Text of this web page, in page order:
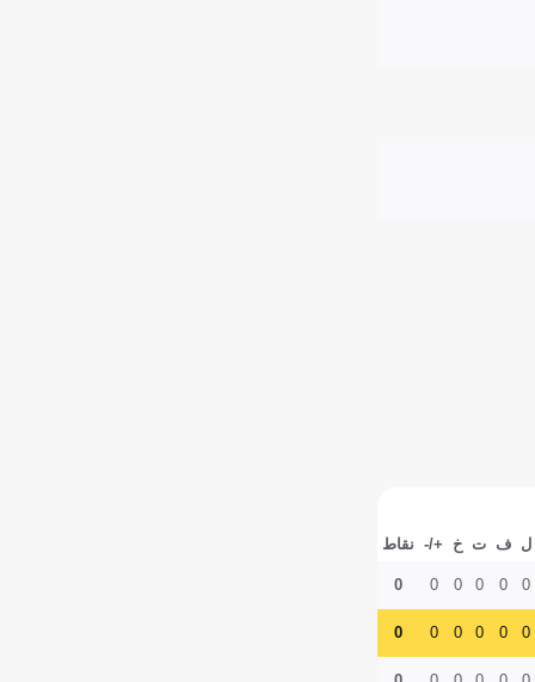
ل ف ت خ +/- نقاط
0
0
0
0
0
0
0
0
0
0
0
0